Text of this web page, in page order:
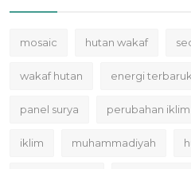
mosaic hutan wakaf
wakaf hutan energi
panel surya perubahan iklim
iklim muhammadiyah